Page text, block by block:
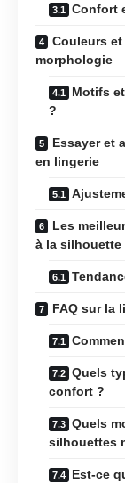
Confort
Couleurs
morphologie
Motifs
?
Essayer et
en lingerie
Les
à la silhouette
FAQ sur la
Quels
confort ?
Quels
silhouettes
Est-ce